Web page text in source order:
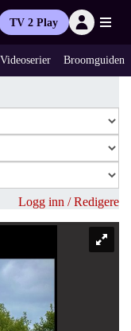
TV 2 Play
Videoserier Broomguiden
Logg inn / Redigere